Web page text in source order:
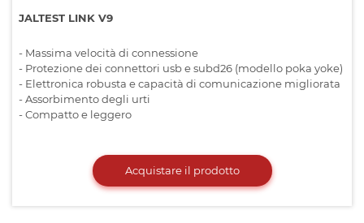
JALTEST LINK V9
- Massima velocità di connessione
- Protezione dei connettori usb e subd26 (modello poka yoke)
- Elettronica robusta e capacità di comunicazione migliorata
- Assorbimento degli urti
- Compatto e leggero
Acquistare il prodotto